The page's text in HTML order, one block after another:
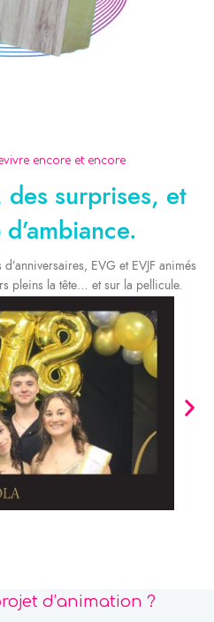
gendarmerie
Partage Photo
encore et encore
surprises, et
EVG et EVJF animés
pleins la tête… et sur la pellicule.
d’animation ?